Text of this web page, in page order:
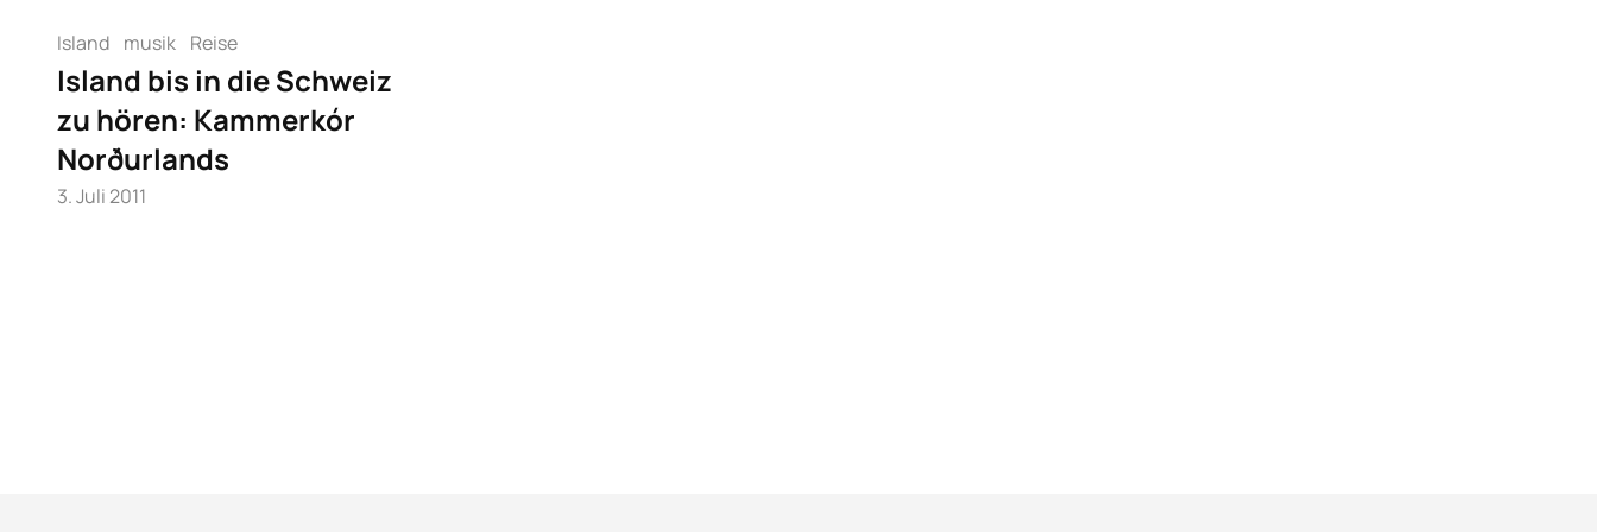
Island musik Reise
Island bis in die Schweiz
zu hören: Kammerkór
Norðurlands
3. Juli 2011